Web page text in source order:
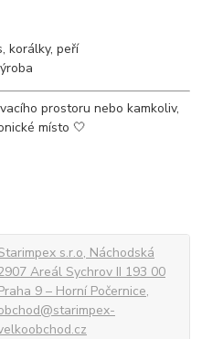
korálky, peří
prostoru nebo kamkoliv,
místo 🤍
s.r.o, Náchodská
Areál Sychrov II 193 00
9 – Horní Počernice,